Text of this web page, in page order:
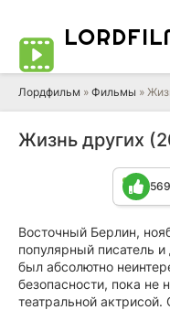
LORD
Лордфильм » Фильмы »
Жизнь других
Восточный Берлин,
популярный писатель
был абсолютно
безопасности, пока не
театральной